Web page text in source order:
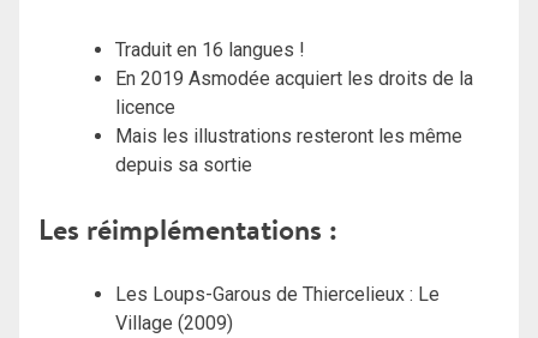
Traduit en 16 langues !
En 2019 Asmodée acquiert les droits de la
licence
Mais les illustrations resteront les même
depuis sa sortie
Les réimplémentations :
Les Loups-Garous de Thiercelieux : Le
Village (2009)